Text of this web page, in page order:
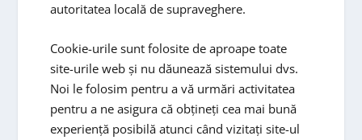
autoritatea locală de supraveghere.
Cookie-urile sunt folosite de aproape toate
site-urile web și nu dăunează sistemului dvs.
Noi le folosim pentru a vă urmări activitatea
pentru a ne asigura că obțineți cea mai bună
experiență posibilă atunci când vizitați site-ul